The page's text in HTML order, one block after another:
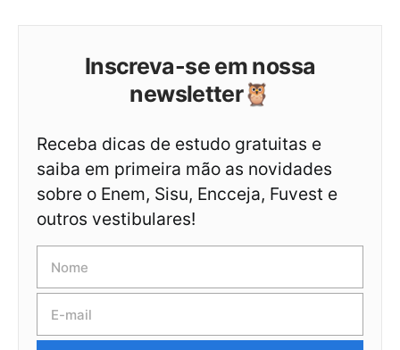
Inscreva-se em nossa
newsletter🦉
Receba dicas de estudo gratuitas e
saiba em primeira mão as novidades
sobre o Enem, Sisu, Encceja, Fuvest e
outros vestibulares!